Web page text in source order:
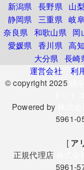
新潟県 長野県 山
静岡県 三重県 岐
奈良県 和歌山県 岡
愛媛県 香川県 高
大分県 長崎
運営会社
利
© copyright 2025
Powered by
5961-
[ ア
正規代理店
5961-